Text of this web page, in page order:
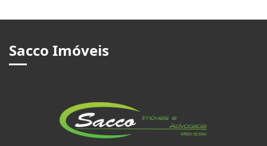
Sacco Imóveis